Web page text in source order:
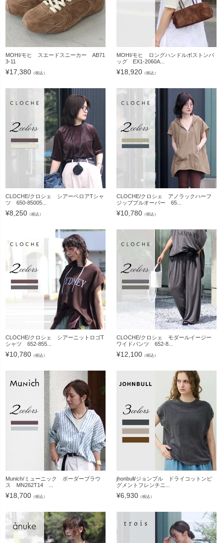
MOHI/モヒ スエードスニーカー AB71
3-11
¥17,380 （税込）
MOHI/モヒ ロングハンドルボストンバ
ッグ EX1-2060A...
¥18,920 （税込）
CLOCHE/クロシェ シアーベロアTシャ
ツ 650-85005...
¥8,250 （税込）
CLOCHE/クロシェ アノラックハーフ
ジッププルオーバー 65...
¥10,780 （税込）
CLOCHE/クロシェ シアーニットロゴT
シャツ 652-855...
¥10,780 （税込）
CLOCHE/クロシェ モダールイージー
ワイドパンツ 652-8...
¥12,100 （税込）
Munich/ミューニック ボーダーブラウ
ス MN262T14 ...
¥18,700 （税込）
jhonbull/ジョンブル ドライコットンピ
グメントフレンチニ...
¥6,930 （税込）